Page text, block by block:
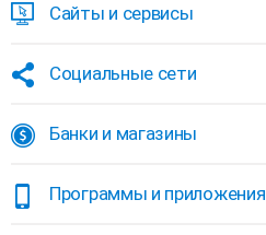
Сайты и сервисы
Социальные сети
Банки и магазины
Программы и приложения